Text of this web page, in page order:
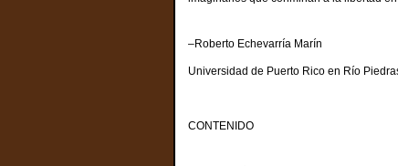
–Roberto Echevarría Marín
Universidad de Puerto Rico en Río
CONTENIDO